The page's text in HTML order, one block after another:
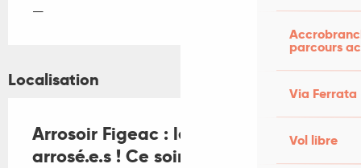
parcours
Via Ferrata
Vol libre
—
Localisation
Arrosoir Figeac : le Karaoké des
arrosé.e.s ! Ce soir on chante !